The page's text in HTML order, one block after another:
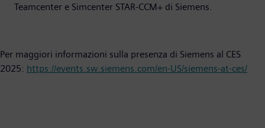
Teamcenter e Simcenter STAR-CCM+ di Siemens.
Per maggiori informazioni sulla presenza di Siemens al CES
2025: https://events.sw.siemens.com/en-US/siemens-at-ces/